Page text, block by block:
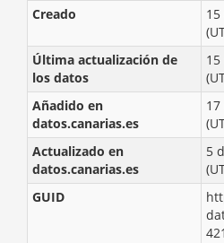
Creado
Última actualización de
los datos
Añadido en
datos.canarias.es
Actualizado en
datos.canarias.es
5
GUID